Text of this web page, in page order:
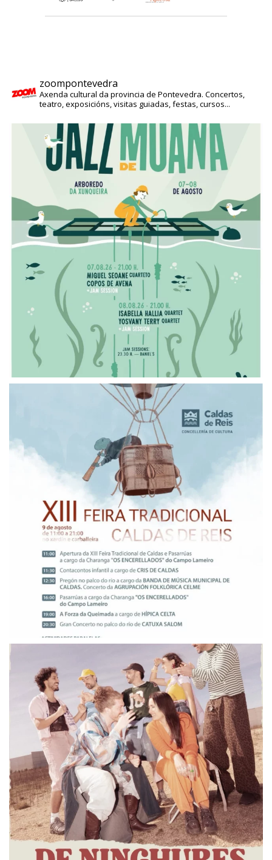
zoompontevedra
Axenda cultural da provincia de Pontevedra. Concertos,
teatro, exposicións, visitas guiadas, festas, cursos...